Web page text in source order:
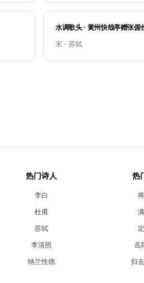
水调歌头 · 黄州快哉亭赠张偓
宋 - 苏轼
热门诗人
李白
杜甫
苏轼
李清照
纳兰性德
热
岳
归